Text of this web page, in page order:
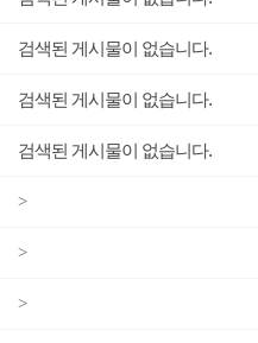
검색된 게시물이 없습니다.
검색된 게시물이 없습니다.
검색된 게시물이 없습니다.
>
>
>